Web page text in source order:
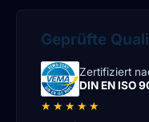
Geprüfte
Zertifiziert
DIN EN ISO
★★★★★